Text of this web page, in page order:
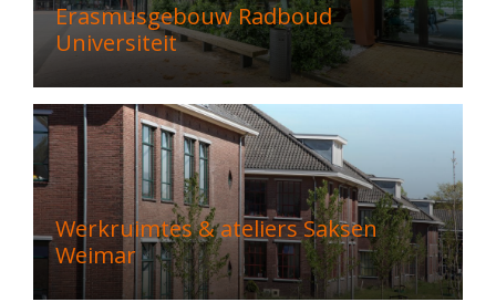
Erasmusgebouw Radboud
Universiteit
Werkruimtes & ateliers Saksen
Weimar